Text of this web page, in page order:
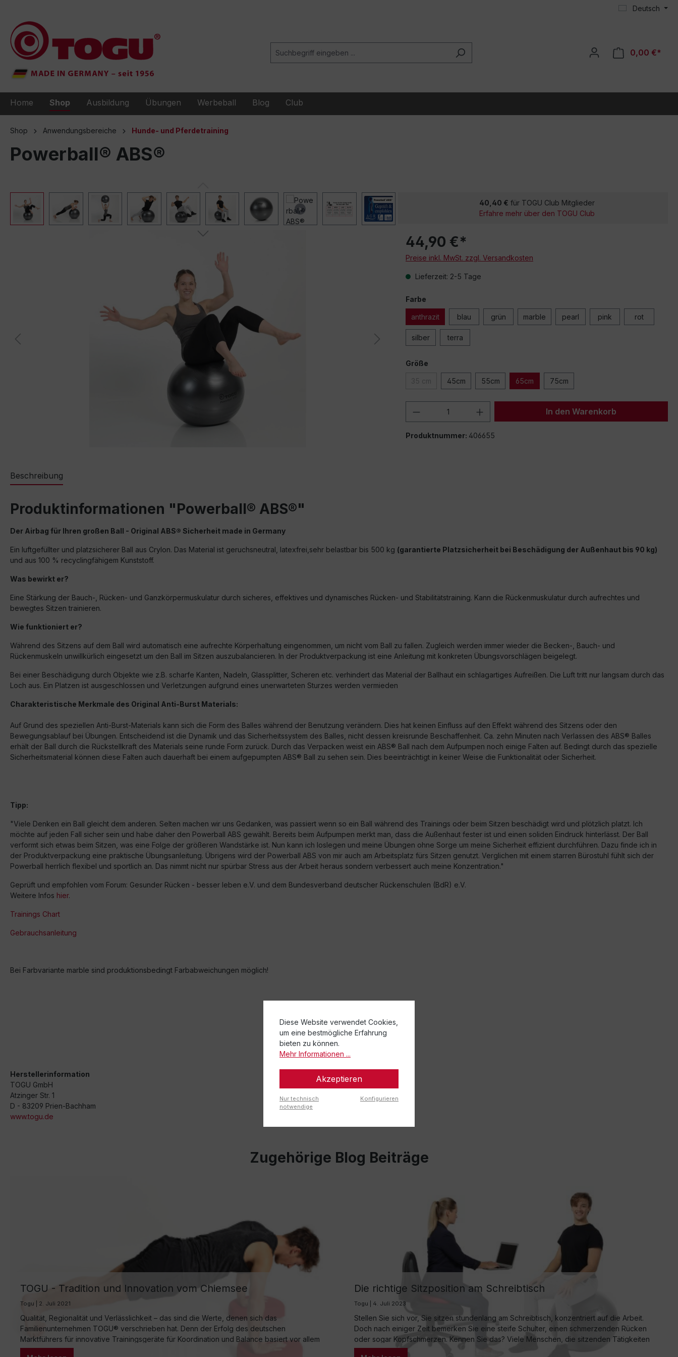
Deutsch
0,00 €*
Home Shop Ausbildung Übungen Werbeball Blog Club
Shop Anwendungsbereiche Hunde- und Pferdetraining
Powerball® ABS®
40,40 € für TOGU Club Mitglieder
Erfahre mehr über den TOGU Club
44,90 €*
Preise inkl. MwSt. zzgl. Versandkosten
Lieferzeit: 2-5 Tage
Farbe
anthrazit blau grün marble pearl pink rot
silber terra
Größe
45cm 55cm 65cm 75cm
Produkt Anzahl: Gib den gewünschten Wert
In den Warenkorb
Produktnummer: 406655
Beschreibung
Produktinformationen "Powerball® ABS®"
Der Airbag für Ihren großen Ball - Original ABS® Sicherheit made in Germany
Ein luftgefüllter und platzsicherer Ball aus Crylon. Das Material ist geruchsneutral, latexfrei,sehr belastbar bis 500 kg (garantierte Platzsicherheit bei Beschädigung der Außenhaut bis 90 kg)
und aus 100 % recyclingfähigem Kunststoff.
Was bewirkt er?
Eine Stärkung der Bauch-, Rücken- und Ganzkörpermuskulatur durch sicheres, effektives und dynamisches Rücken- und Stabilitätstraining. Kann die Rückenmuskulatur durch aufrechtes und
bewegtes Sitzen trainieren.
Wie funktioniert er?
Während des Sitzens auf dem Ball wird automatisch eine aufrechte Körperhaltung eingenommen, um nicht vom Ball zu fallen. Zugleich werden immer wieder die Becken-, Bauch- und
Rückenmuskeln unwillkürlich eingesetzt um den Ball im Sitzen auszubalancieren. In der Produktverpackung ist eine Anleitung mit konkreten Übungsvorschlägen beigelegt.
Bei einer Beschädigung durch Objekte wie z.B. scharfe Kanten, Nadeln, Glassplitter, Scheren etc. verhindert das Material der Ballhaut ein schlagartiges Aufreißen. Die Luft tritt nur langsam durch das
Loch aus. Ein Platzen ist ausgeschlossen und Verletzungen aufgrund eines unerwarteten Sturzes werden vermieden
Charakteristische Merkmale des Original Anti-Burst Materials:
Auf Grund des speziellen Anti-Burst-Materials kann sich die Form des Balles während der Benutzung verändern. Dies hat keinen Einfluss auf den Effekt während des Sitzens oder den
Bewegungsablauf bei Übungen. Entscheidend ist die Dynamik und das Sicherheitssystem des Balles, nicht dessen kreisrunde Beschaffenheit. Ca. zehn Minuten nach Verlassen des ABS® Balles
erhält der Ball durch die Rückstellkraft des Materials seine runde Form zurück. Durch das Verpacken weist ein ABS® Ball nach dem Aufpumpen noch einige Falten auf. Bedingt durch das spezielle
Sicherheitsmaterial können diese Falten auch dauerhaft bei einem aufgepumpten ABS® Ball zu sehen sein. Dies beeinträchtigt in keiner Weise die Funktionalität oder Sicherheit.
Tipp:
"Viele Denken ein Ball gleicht dem anderen. Selten machen wir uns Gedanken, was passiert wenn so ein Ball während des Trainings oder beim Sitzen beschädigt wird und plötzlich platzt. Ich
möchte auf jeden Fall sicher sein und habe daher den Powerball ABS gewählt. Bereits beim Aufpumpen merkt man, dass die Außenhaut fester ist und einen soliden Eindruck hinterlässt. Der Ball
verformt sich etwas beim Sitzen, was eine Folge der größeren Wandstärke ist. Nun kann ich loslegen und meine Übungen ohne Sorge um meine Sicherheit effizient durchführen. Dazu finde ich in
der Produktverpackung eine praktische Übungsanleitung. Übrigens wird der Powerball ABS von mir auch am Arbeitsplatz fürs Sitzen genutzt. Verglichen mit einem starren Bürostuhl fühlt sich der
Powerball herrlich flexibel und sportlich an. Das nimmt nicht nur spürbar Stress aus der Arbeit heraus sondern verbessert auch meine Konzentration."
Geprüft und empfohlen vom Forum: Gesunder Rücken - besser leben e.V. und dem Bundesverband deutscher Rückenschulen (BdR) e.V.
Weitere Infos hier.
Trainings Chart
Gebrauchsanleitung
Bei Farbvariante marble sind produktionsbedingt Farbabweichungen möglich!
Herstellerinformation
TOGU GmbH
Atzinger Str. 1
D - 83209 Prien-Bachham
www.togu.de
Zugehörige Blog Beiträge
TOGU - Tradition und Innovation vom Chiemsee
Togu | 2. Juli 2021
Qualität, Regionalität und Verlässlichkeit – das sind die Werte, denen sich das
Familienunternehmen TOGU® verschrieben hat. Denn der Erfolg des deutschen
Marktführers für innovative Trainingsgeräte für Koordination und Balance basiert vor allem
auf der regionalen Verankerung des Unternehmens am bayerischen Chiemsee sowie auf
Die richtige Sitzposition am Schreibtisch
Togu | 4. Juli 2023
Stellen Sie sich vor, Sie sitzen stundenlang am Schreibtisch, konzentriert auf die Arbeit.
Doch nach einiger Zeit bemerken Sie eine steife Schulter, einen schmerzenden Rücken
oder sogar Kopfschmerzen. Kennen Sie das? Viele Menschen, die sitzenden Tätigkeiten
nachgehen, haben mit körperlichen Problemen aufgrund einer schlechten Sitzhaltung zu
Diese Website verwendet Cookies,
um eine bestmögliche Erfahrung
bieten zu können.
Mehr Informationen ...
Akzeptieren
Nur technisch
notwendige
Konfigurieren